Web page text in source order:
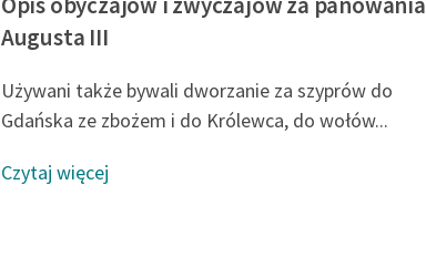
Augusta III
Używani także bywali dworzanie za szyprów do
Gdańska ze zbożem i do Królewca, do wołów...
Czytaj więcej